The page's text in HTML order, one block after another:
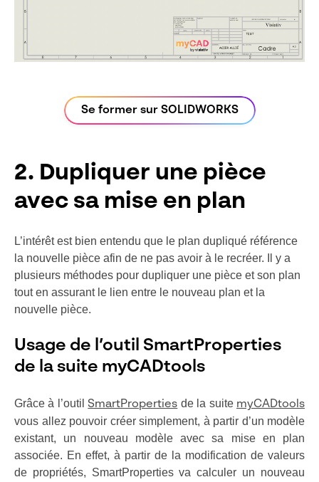
Se former sur SOLIDWORKS
2. Dupliquer une pièce
avec sa mise en plan
L’intérêt est bien entendu que le plan dupliqué référence
la nouvelle pièce afin de ne pas avoir à le recréer.
Il y a
plusieurs méthodes pour dupliquer une pièce et son plan
tout en assurant le lien entre le nouveau plan et la
nouvelle pièce.
Usage de l’outil SmartProperties
de la suite myCADtools
Grâce à l’outil SmartProperties de la suite myCADtools
vous allez pouvoir créer simplement, à partir d’un modèle
existant, un nouveau modèle avec sa mise en plan
associée. En effet, à partir de la modification de valeurs
de propriétés, SmartProperties va calculer un nouveau